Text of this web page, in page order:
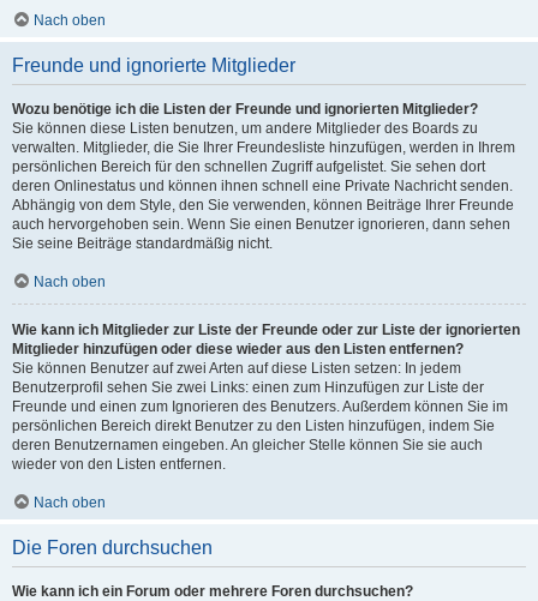
Nach oben
Freunde und ignorierte Mitglieder
Wozu benötige ich die Listen der Freunde und ignorierten Mitglieder?
Sie können diese Listen benutzen, um andere Mitglieder des Boards zu
verwalten. Mitglieder, die Sie Ihrer Freundesliste hinzufügen, werden in Ihrem
persönlichen Bereich für den schnellen Zugriff aufgelistet. Sie sehen dort
deren Onlinestatus und können ihnen schnell eine Private Nachricht senden.
Abhängig von dem Style, den Sie verwenden, können Beiträge Ihrer Freunde
auch hervorgehoben sein. Wenn Sie einen Benutzer ignorieren, dann sehen
Sie seine Beiträge standardmäßig nicht.
Nach oben
Wie kann ich Mitglieder zur Liste der Freunde oder zur Liste der ignorierten
Mitglieder hinzufügen oder diese wieder aus den Listen entfernen?
Sie können Benutzer auf zwei Arten auf diese Listen setzen: In jedem
Benutzerprofil sehen Sie zwei Links: einen zum Hinzufügen zur Liste der
Freunde und einen zum Ignorieren des Benutzers. Außerdem können Sie im
persönlichen Bereich direkt Benutzer zu den Listen hinzufügen, indem Sie
deren Benutzernamen eingeben. An gleicher Stelle können Sie sie auch
wieder von den Listen entfernen.
Nach oben
Die Foren durchsuchen
Wie kann ich ein Forum oder mehrere Foren durchsuchen?